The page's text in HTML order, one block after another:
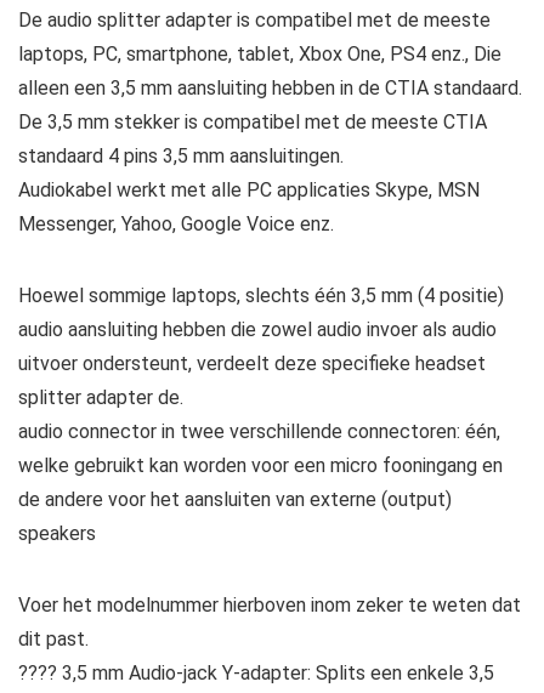
De audio splitter adapter is compatibel met de meeste
laptops, PC, smartphone, tablet, Xbox One, PS4 enz., Die
alleen een 3,5 mm aansluiting hebben in de CTIA standaard.
De 3,5 mm stekker is compatibel met de meeste CTIA
standaard 4 pins 3,5 mm aansluitingen.
Audiokabel werkt met alle PC applicaties Skype, MSN
Messenger, Yahoo, Google Voice enz.
Hoewel sommige laptops, slechts één 3,5 mm (4 positie)
audio aansluiting hebben die zowel audio invoer als audio
uitvoer ondersteunt, verdeelt deze specifieke headset
splitter adapter de.
audio connector in twee verschillende connectoren: één,
welke gebruikt kan worden voor een micro fooningang en
de andere voor het aansluiten van externe (output)
speakers
Voer het modelnummer hierboven inom zeker te weten dat
dit past.
???? 3,5 mm Audio-jack Y-adapter: Splits een enkele 3,5